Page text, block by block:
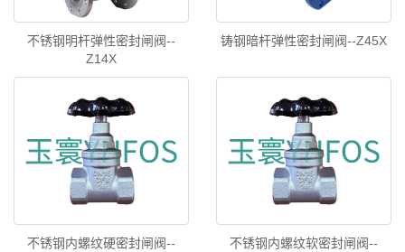
不锈钢明杆弹性密封闸阀--
Z14X
铸钢暗杆弹性密封闸阀--Z45X
不锈钢内螺纹硬密封闸阀--
不锈钢内螺纹软密封闸阀--